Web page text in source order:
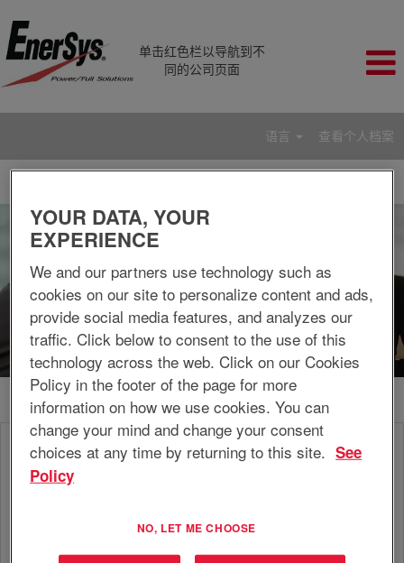
单击红色栏以导航到不
同的公司页面
语言 查看个人档案
人
资
法
分析、建议和实施综合人力资源解决方案，以促进高效且有
YOUR DATA, YOUR
EXPERIENCE
We and our partners use technology such as
cookies on our site to personalize content and ads,
provide social media features, and analyzes our
traffic. Click below to consent to the use of this
technology across the web. Click on our Cookies
Policy in the footer of the page for more
information on how we use cookies. You can
change your mind and change your consent
choices at any time by returning to this site. See
Policy
NO, LET ME CHOOSE